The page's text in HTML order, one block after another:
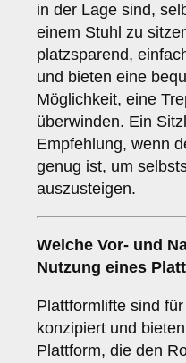
in der Lage sind,
einem Stuhl zu
platzsparend,
und bieten eine
Möglichkeit, eine
überwinden. Ein
Empfehlung, wenn
genug ist, um
auszusteigen.
Welche Vor- und
Nutzung eines
Plattformlifte sind
konzipiert und
Plattform, die den